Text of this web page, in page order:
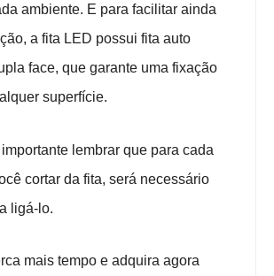
ambiente. E para facilitar ainda
a fita LED possui fita auto
face, que garante uma fixação
superfície.
lembrar que para cada
cortar da fita, será necessário
ligá-lo.
mais tempo e adquira agora